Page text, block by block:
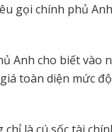
gọi chính phủ
Anh cho biết vào
giá toàn diện mức